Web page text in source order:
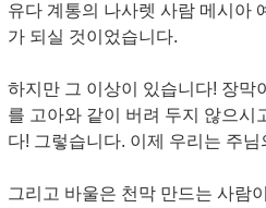
유다 계통의 나사렛 사람 메시아
가 되실 것이었습니다.
하지만 그 이상이 있습니다! 장막
를 고아와 같이 버려 두지 않으시
다! 그렇습니다. 이제 우리는 주
그리고 바울은 천막 만드는 사람